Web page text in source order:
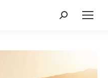
Cerca: